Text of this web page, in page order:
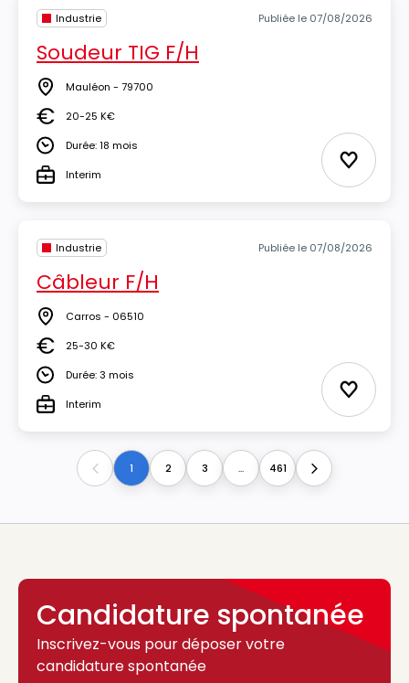
Industrie Publiée le 07/08/2026
Soudeur TIG F/H
Lieu Mauléon - 79700
Salaire20-25 K€
DuréeDurée: 18 mois
TypeInterim Ajouter
Industrie Publiée le 07/08/2026
Câbleur F/H
Lieu Carros - 06510
Salaire25-30 K€
DuréeDurée: 3 mois
TypeInterim Ajouter
Previous1 2 3 ... 461 Next
Candidature spontanée
Inscrivez-vous pour déposer votre
candidature spontanée